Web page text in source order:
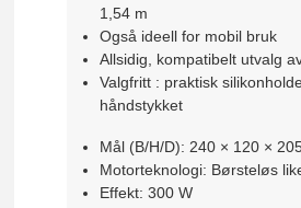
1,54 m
Også ideell for mobil bruk
Allsidig, kompatibelt utvalg
Valgfritt: praktisk
håndstykket
Mål (B/H/D): 240 × 120 ×
Motorteknologi: Børsteløs
Effekt: 300 W